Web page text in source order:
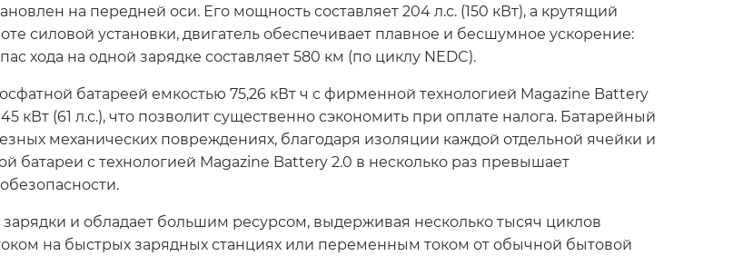
на передней оси. Его мощность составляет 204 л.с. (150 кВт), а крутящий
силовой установки, двигатель обеспечивает плавное и бесшумное ускорение:
хода на одной зарядке составляет 580 км (по циклу NEDC).
батареей емкостью 75,26 кВт ч с фирменной технологией Magazine Battery
кВт (61 л.с.), что позволит существенно сэкономить при оплате налога. Батарейный
механических повреждениях, благодаря изоляции каждой отдельной ячейки и
батареи с технологией Magazine Battery 2.0 в несколько раз превышает
и обладает большим ресурсом, выдерживая несколько тысяч циклов
на быстрых зарядных станциях или переменным током от обычной бытовой